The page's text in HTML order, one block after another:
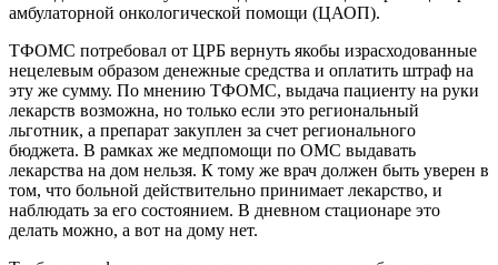
амбулаторной онкологической помощи (ЦАОП).
ТФОМС потребовал от ЦРБ вернуть якобы израсходованные
нецелевым образом денежные средства и оплатить штраф на
эту же сумму. По мнению ТФОМС, выдача пациенту на руки
лекарств возможна, но только если это региональный
льготник, а препарат закуплен за счет регионального
бюджета. В рамках же медпомощи по ОМС выдавать
лекарства на дом нельзя. К тому же врач должен быть уверен в
том, что больной действительно принимает лекарство, и
наблюдать за его состоянием. В дневном стационаре это
делать можно, а вот на дому нет.